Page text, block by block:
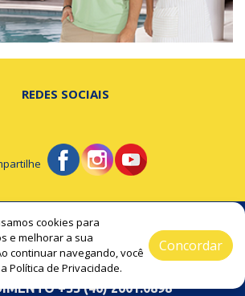
cookies para
e melhorar a sua
continuar navegando, você
Política de Privacidade.
Concordar
REDES SOCIAIS
de Beltrão - A notícia na hora certa!
® Todos os Direitos Reservado
+55 (46) 2601.0898